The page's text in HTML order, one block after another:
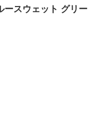
スウェット グリー